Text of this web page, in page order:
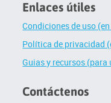
Enlaces útiles
Condiciones de uso
Política de privacidad
Guias y recursos
Contáctenos